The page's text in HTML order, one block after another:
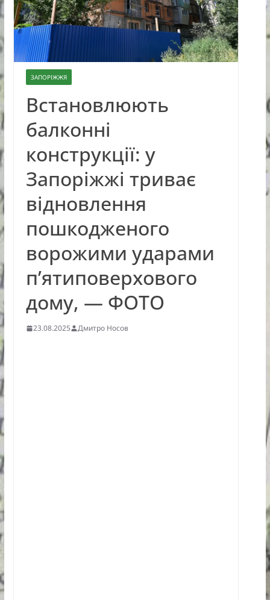
ЗАПОРІЖЖЯ
Встановлюють
балконні
конструкції: у
Запоріжжі триває
відновлення
пошкодженого
ворожими ударами
п’ятиповерхового
дому, — ФОТО
23.08.2025 Дмитро Носов